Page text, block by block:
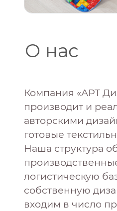
О нас
Компания «АРТ
производит и
авторскими
готовые
Наша структура
логистическую
собственную
входим в число